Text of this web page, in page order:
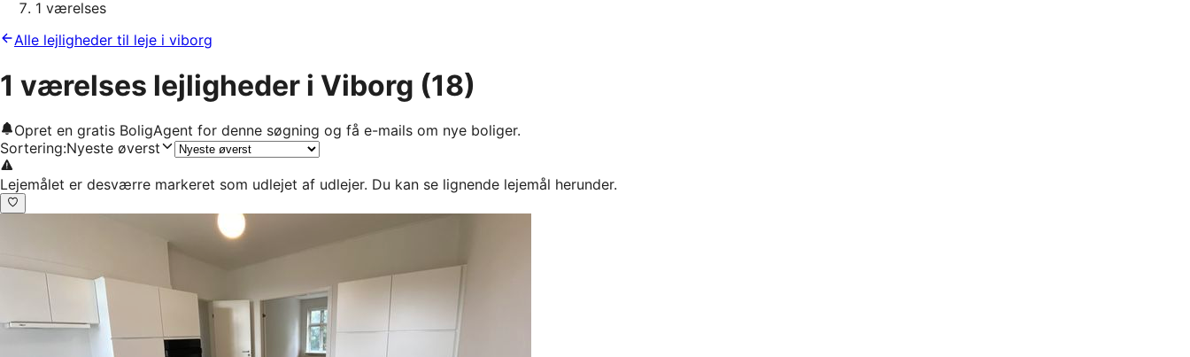
1 værelses
Alle lejligheder til leje i viborg
1 værelses lejligheder i Viborg (18)
Opret en gratis BoligAgent for denne søgning og få e-mails om nye boliger.
Sortering:Nyeste øverst
Lejemålet er desværre markeret som udlejet af udlejer. Du kan se lignende lejemål herunder.